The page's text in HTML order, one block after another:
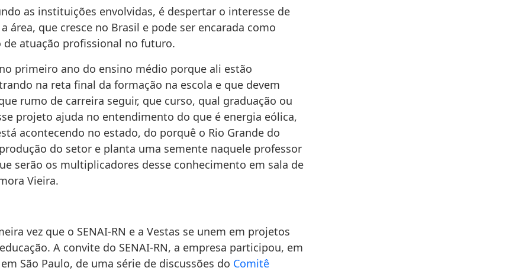
as instituições envolvidas, é despertar o interesse de
área, que cresce no Brasil e pode ser encarada como
de atuação profissional no futuro.
primeiro ano do ensino médio porque ali estão
na reta final da formação na escola e que devem
rumo de carreira seguir, que curso, qual graduação ou
projeto ajuda no entendimento do que é energia eólica,
acontecendo no estado, do porquê o Rio Grande do
do setor e planta uma semente naquele professor
serão os multiplicadores desse conhecimento em sala de
Vieira.
vez que o SENAI-RN e a Vestas se unem em projetos
A convite do SENAI-RN, a empresa participou, em
São Paulo, de uma série de discussões do Comitê